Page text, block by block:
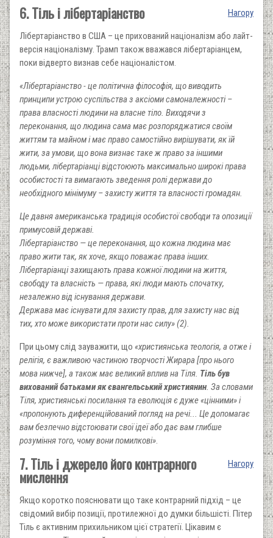
Нагору
6. Тіль і лібертаріанство
Лібертаріанство в США – це прихований націоналізм або лайт-
версія націоналізму. Трамп також вважався лібертаріанцем,
поки відверто визнав себе націоналістом.
«Лібертаріанство - це політична філософія, що виводить
принципи устрою суспільства з аксіоми самоналежності –
права власності людини на власне тіло. Виходячи з
переконання, що людина сама має розпоряджатися своїм
життям та майном і має право самостійно вирішувати, як їй
жити, за умови, що вона визнає таке ж право за іншими
людьми, лібертаріанці відстоюють максимально широкі права
особистості та вимагають зведення ролі держави до
необхідного мінімуму – захисту життя та власності громадян.
Це давня американська традиція особистої свободи та опозиції
примусовій державі.
Лібертаріанство — це переконання, що кожна людина має
право жити так, як хоче, якщо поважає права інших.
Лібертаріанці захищають права кожної людини на життя,
свободу та власність — права, які люди мають спочатку,
незалежно від існування держави.
Держава має існувати для захисту прав, для захисту нас від
тих, хто може використати проти нас силу» (2).
При цьому слід зауважити, що «християнська теологія, а отже і
релігія, є важливою частиною творчості Жирара [про нього
мова нижче], а також має великий вплив на Тіля. Тіль був
вихований батьками як євангельський християнин. За словами
Тіля, християнські посилання та еволюція є дуже «цінними» і
«пропонують диференційований погляд на речі... Це допомагає
вам безпечно відстоювати свої ідеї або дає вам глибше
розуміння того, чому вони помилкові».
Нагору
7. Тіль і джерело його контрарного
мислення
Якщо коротко пояснювати що таке контрарний підхід – це
свідомий вибір позиції, протилежної до думки більшісті. Пітер
Тіль є активним прихильником цієї стратегії. Цікавим є